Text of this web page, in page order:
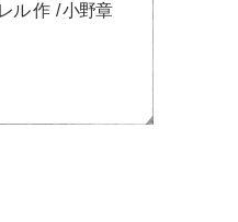
ル 作 / 小野章